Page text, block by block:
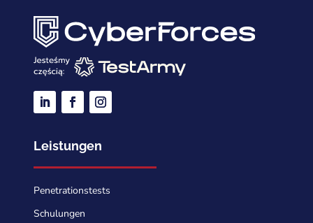
Leistungen
Penetrationstests
Schulungen